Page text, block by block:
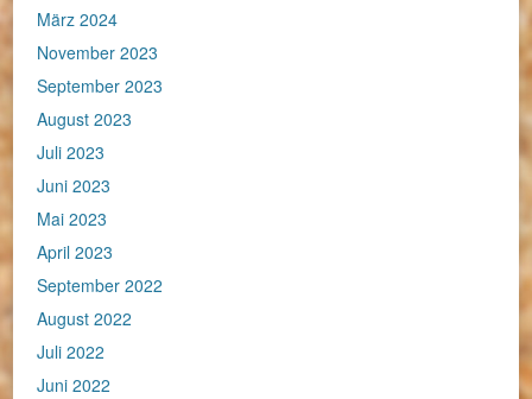
März 2024
November 2023
September 2023
August 2023
Juli 2023
Juni 2023
Mai 2023
April 2023
September 2022
August 2022
Juli 2022
Juni 2022